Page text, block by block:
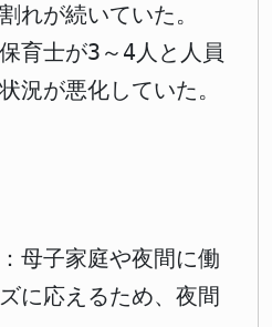
れが続いていた。
育士が3～4人と人員
況が悪化していた。
母子家庭や夜間に働
に応えるため、夜間